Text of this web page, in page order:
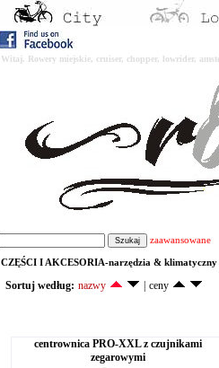
Witaj. Rowery miejskie, cruiser, chopper, lowrider,
zaawansowane
CZĘŚCI I AKCESORIA-narzędzia &
Sortuj według: nazwy ceny
centrownica PRO-XXL z czujnikami
zegarowymi